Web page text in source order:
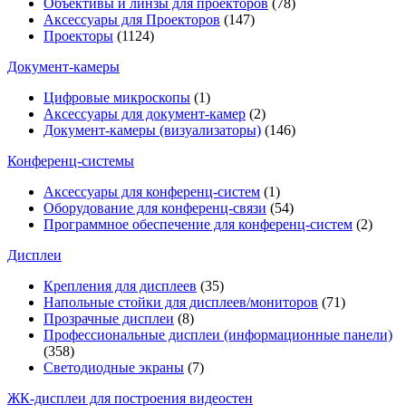
Объективы и линзы для проекторов (78)
Аксессуары для Проекторов (147)
Проекторы (1124)
Документ-камеры
Цифровые микроскопы (1)
Аксессуары для документ-камер (2)
Документ-камеры (визуализаторы) (146)
Конференц-системы
Аксессуары для конференц-систем (1)
Оборудование для конференц-связи (54)
Программное обеспечение для конференц-систем (2)
Дисплеи
Крепления для дисплеев (35)
Напольные стойки для дисплеев/мониторов (71)
Прозрачные дисплеи (8)
Профессиональные дисплеи (информационные панели)
(358)
Светодиодные экраны (7)
ЖК-дисплеи для построения видеостен